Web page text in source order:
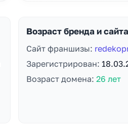
Возраст бренда и сайта
Сайт франшизы:
Зарегистрирован:
Возраст домена: 26 лет